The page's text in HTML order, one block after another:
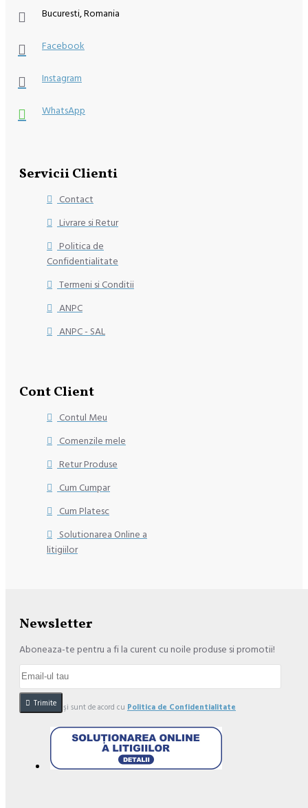
Bucuresti, Romania
Facebook
Instagram
WhatsApp
Servicii Clienti
Contact
Livrare si Retur
Politica de
Confidentialitate
Termeni si Conditii
ANPC
ANPC - SAL
Cont Client
Contul Meu
Comenzile mele
Retur Produse
Cum Cumpar
Cum Platesc
Solutionarea Online a
litigiilor
Newsletter
Aboneaza-te pentru a fi la curent cu noile produse si promotii!
Trimite
Am citit şi sunt de acord cu Politica de Confidentialitate